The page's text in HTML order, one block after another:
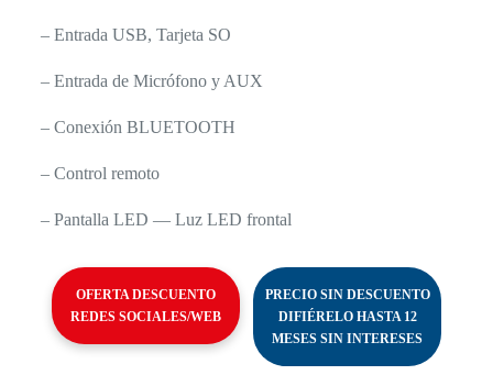
– Entrada USB, Tarjeta SO
– Entrada de Micrófono y AUX
– Conexión BLUETOOTH
– Control remoto
– Pantalla LED — Luz LED frontal
OFERTA DESCUENTO
REDES SOCIALES/WEB
PRECIO SIN DESCUENTO
DIFIÉRELO HASTA 12
MESES SIN INTERESES